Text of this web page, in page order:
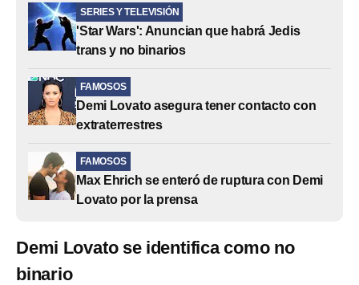
SERIES Y TELEVISIÓN
'Star Wars': Anuncian que habrá Jedis
trans y no binarios
FAMOSOS
Demi Lovato asegura tener contacto con
extraterrestres
FAMOSOS
Max Ehrich se enteró de ruptura con Demi
Lovato por la prensa
Demi Lovato se identifica como no
binario